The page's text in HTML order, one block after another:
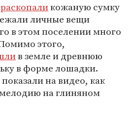
раскопаликожаную сумку
личные вещи
в этом поселении много
этого,
в земле и древнюю
в форме лошадки.
на видео, как
на глиняном